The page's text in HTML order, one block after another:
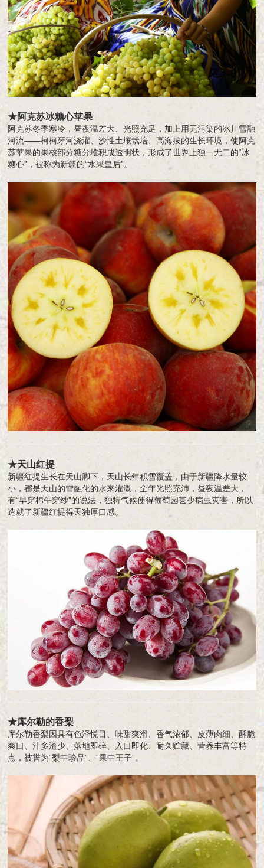
★阿克苏冰糖心苹果
阿克苏冬季寒冷，昼夜温差大、光照充足，加上用无污染的冰川雪融
河流——柯柯牙河浇灌、沙性土壤栽培、高海拔的生长环境，使阿克
苏苹果的果核部分糖分堆积成透明状，形成了世界上独一无二的“冰
糖心”，被称为新疆的“水果皇后”。
★天山红提
新疆红提生长在天山脚下，天山长年积雪覆盖，由于新疆降水量较
小，都是天山的雪融化的水来灌溉，全年光照充沛，昼夜温差大，
有“早穿棉午穿纱”的说法，独特气候使得葡萄园甚少病虫灾害，所以
造就了新疆红提得天独厚口感。
★库尔勒的香梨
库尔勒香梨因具有色泽悦目、味甜爽滑、香气浓郁、皮薄肉细、酥脆
爽口、汁多渣少、落地即碎、入口即化、耐久贮藏、营养丰富等特
点，被誉为“梨中珍品”、“果中王子”。